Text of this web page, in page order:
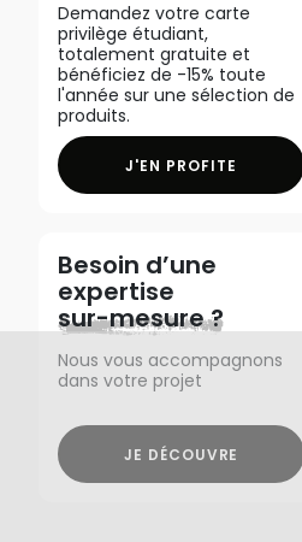
Demandez votre carte
privilège étudiant,
totalement gratuite et
bénéficiez de -15% toute
l'année sur une sélection de
produits.
J'EN PROFITE
Besoin d’une
expertise
sur-mesure ?
Nous vous accompagnons
dans votre projet
JE DÉCOUVRE